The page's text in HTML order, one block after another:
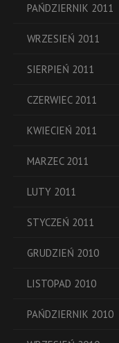
PAŃDZIERNIK 2011
WRZESIEŃ 2011
SIERPIEŃ 2011
CZERWIEC 2011
KWIECIEŃ 2011
MARZEC 2011
LUTY 2011
STYCZEŃ 2011
GRUDZIEŃ 2010
LISTOPAD 2010
PAŃDZIERNIK 2010